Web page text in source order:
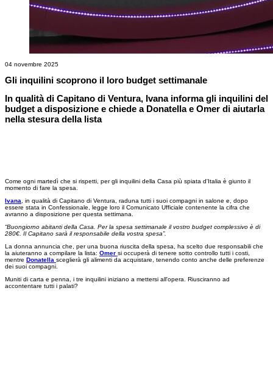
04 novembre 2025
Gli inquilini scoprono il loro budget settimanale
In qualità di Capitano di Ventura, Ivana informa gli inquilini del
budget a disposizione e chiede a Donatella e Omer di aiutarla
nella stesura della lista
Come ogni martedì che si rispetti, per gli inquilini della Casa più spiata d'Italia è giunto il
momento di fare la spesa.
Ivana, in qualità di Capitano di Ventura, raduna tutti i suoi compagni in salone e, dopo
essere stata in Confessionale, legge loro il Comunicato Ufficiale contenente la cifra che
avranno a disposizione per questa settimana.
“Buongiorno abitanti della Casa. Per la spesa settimanale il vostro budget complessivo è di
280€. Il Capitano sarà il responsabile della vostra spesa”.
La donna annuncia che, per una buona riuscita della spesa, ha scelto due responsabili che
la aiuteranno a compilare la lista: Omer si occuperà di tenere sotto controllo tutti i costi,
mentre Donatella sceglierà gli alimenti da acquistare, tenendo conto anche delle preferenze
dei suoi compagni.
Muniti di carta e penna, i tre inquilini iniziano a mettersi all'opera. Riusciranno ad
accontentare tutti i palati?